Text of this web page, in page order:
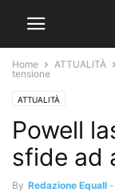
Home ATTUALITÀ
tensione
ATTUALITÀ
Powell
sfide ad
By Redazione Equall -